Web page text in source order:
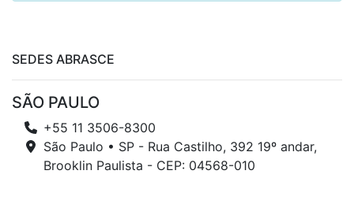
SEDES ABRASCE
SÃO PAULO
+55 11 3506-8300
São Paulo • SP - Rua Castilho, 392 19º andar,
Brooklin Paulista - CEP: 04568-010